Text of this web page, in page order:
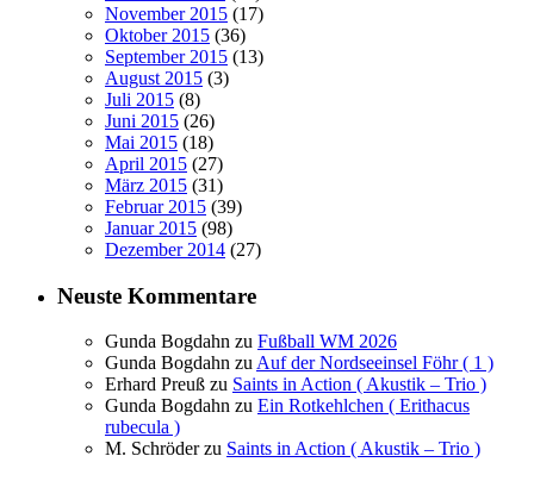
November 2015 (17)
Oktober 2015 (36)
September 2015 (13)
August 2015 (3)
Juli 2015 (8)
Juni 2015 (26)
Mai 2015 (18)
April 2015 (27)
März 2015 (31)
Februar 2015 (39)
Januar 2015 (98)
Dezember 2014 (27)
Neuste Kommentare
Gunda Bogdahn zu Fußball WM 2026
Gunda Bogdahn zuAuf der Nordseeinsel Föhr ( 1 )
Erhard Preuß zu Saints in Action ( Akustik – Trio )
Gunda Bogdahn zu Ein Rotkehlchen ( Erithacus
rubecula )
M. Schröderzu Saints in Action ( Akustik – Trio )